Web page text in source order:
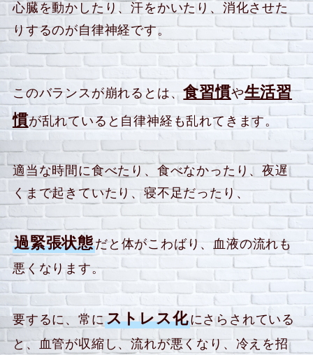
心臓を動かしたり、汗をかいたり、消化させた
りするのが自律神経です。
このバランスが崩れるとは、食習慣や生活習
慣が乱れていると自律神経も乱れてきます。
適当な時間に食べたり、食べなかったり、夜遅
くまで起きていたり、寝不足だったり、
過緊張状態だと体がこわばり、血液の流れも
悪くなります。
要するに、常に ストレス化にさらされている
と、血管が収縮し、流れが悪くなり、冷えを招